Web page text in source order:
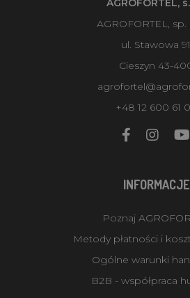
AGROFORTEL,
AGROFORTEL, sp.
ul. Stawowa 91
Cieszyn 43-
+48 12 600 61
INFORMACJE
Poznaj
Metody płatności i
Ogólne warunki
B2B - współpraca